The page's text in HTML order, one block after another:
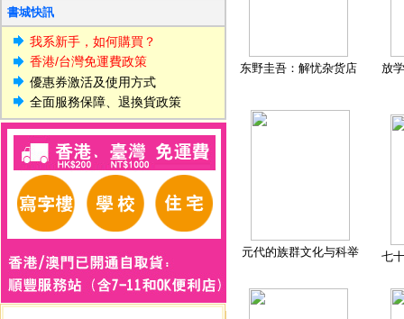
書城快訊
我系新手，如何購買？
香港/台灣免運費政策
優惠券激活及使用方式
全面服務保障、退換貨政策
东野圭吾：解忧杂货店 放
元代的族群文化与科举 七